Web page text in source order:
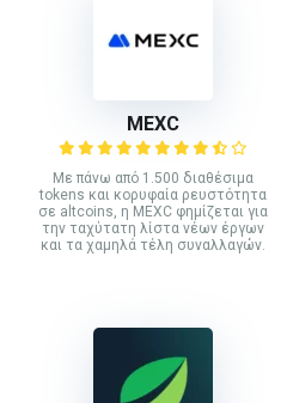
MEXC
Με πάνω από 1.500 διαθέσιμα
tokens και κορυφαία ρευστότητα
σε altcoins, η MEXC φημίζεται για
την ταχύτατη λίστα νέων έργων
και τα χαμηλά τέλη συναλλαγών.